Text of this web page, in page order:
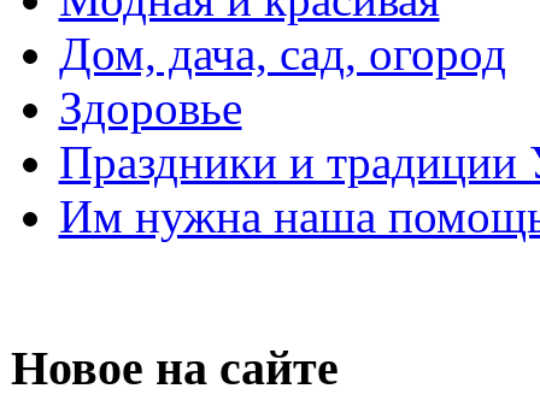
Дом, дача, сад, огород
Здоровье
Праздники и традиции
Им нужна наша
Новое на сайте